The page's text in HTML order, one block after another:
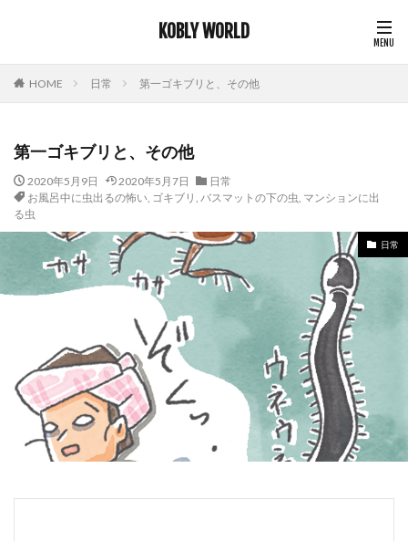
KOBLY WORLD
HOME 日常 第一ゴキブリと、その他
第一ゴキブリと、その他
2020年5月9日 2020年5月7日
日常
お風呂中に虫出るの怖い, ゴキブリ , バスマットの下の虫, マンションに出
る虫
日常